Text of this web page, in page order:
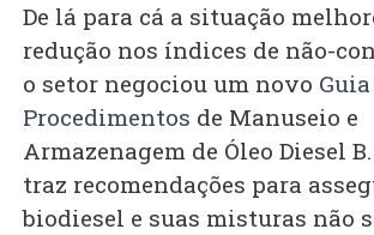
De lá para cá a situação
redução nos índices de não-
o setor negociou um novo
Procedimentos de Manuseio e
Armazenagem de Óleo Diesel
traz recomendações para
biodiesel e suas misturas não